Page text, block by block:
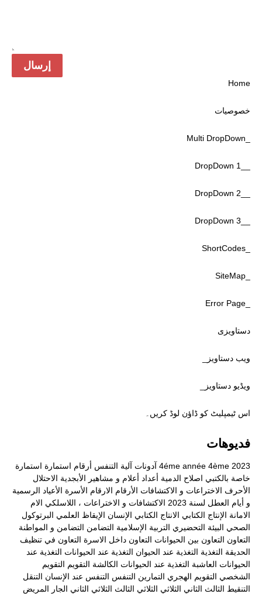
Home
خصوصیات
دستاویزی
ویب دستاویز_
ویڈیو دستاویز_
اس ٹیمپلیٹ کو ڈاؤن لوڈ کریں۔
فديوهات
2023
4ème
4éme année آدونات آلية التنفس أرقام استمارة استمارة
خاصة بالكتبي اصلاح الدمية أعداد أعلام و مشاهير الأبجدية الاحتلال
الأحرف الاختراعات و الاكتشافات الأرقام الارقام الأسرة الأعياد الرسمية
و أيام العطل لسنة 2023
الاكتشافات و الاختراعات ، اللاسلكي الام
الامانة الإنتاج الكتابي الانتاج الكتابي الإنسان الإيقاظ العلمي البرتوكول
الصحي البيئة التحضيري التربية الإسلامية التضامن التضامن و المواطنة
التعاون التعاون بين الحيوانات التعاون داخل الاسرة التعاون في تنظيف
الحديقة التغذية التغذية عند الحيوان التغذية عند الحيوانات التغذية عند
الحيوانات العاشبة التغذية عند الحيوانات الكالشة التقويم التقويم
الشخصي التقويم الهجري التمارين التنفس التنفس عند الإنسان التنقل
التنقيط الثالث الثاني الثلاثي الثلاثي الثالث الثلاثي الثاني الجار المريض